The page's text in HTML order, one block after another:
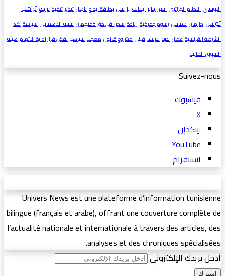
التونسي النظام الجزائري انس جابرايقاف باريس بطاقة ايداع تاجيل تبذير تتفيذ تراجعترامب
تونس جارمان حماس رسوم جمركية زيادة سجن في حق 8متهمين سنية الدهماني سياسة ضد
الشرطة الفرنسية عطل غزةفرنسا قبلي مشروع قانون معجب نتنياهو نقض قرار إدارة الاتهام هيئة
السوق المالية
Suivez-nous
فيسبوك
‫X
لينكدإن
‫YouTube
انستقرام
Univers News est une plateforme d’information tunisienne
bilingue (français et arabe), offrant une couverture complète de
l’actualité nationale et internationale à travers des articles, des
analyses et des chroniques spécialisées.
أدخل بريدك الإلكتروني